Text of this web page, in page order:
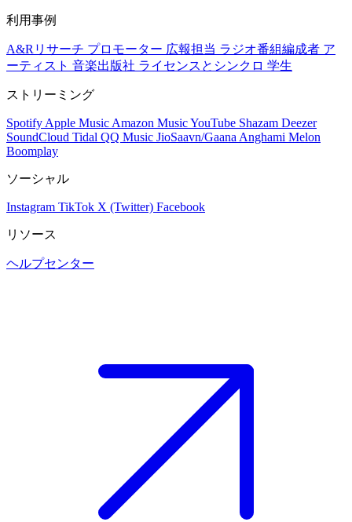
利用事例
A&Rリサーチ プロモーター 広報担当 ラジオ番組編成者 ア
ーティスト 音楽出版社 ライセンスとシンクロ 学生
ストリーミング
Spotify Apple Music Amazon MusicYouTube Shazam Deezer
SoundCloud Tidal QQ Music JioSaavn/Gaana Anghami Melon
Boomplay
ソーシャル
Instagram TikTok X (Twitter) Facebook
リソース
ヘルプセンター